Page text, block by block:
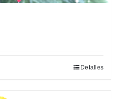
Detalles